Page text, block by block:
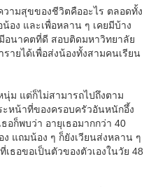
ามสุขของชีวิตคืออะไร ตลอดทั้ง
อง และเพื่อหลาน ๆ เคยมีบ้าง
มีอนาคตที่ดี สอบติดมหาวิทยาลัย
ายได้เพื่อส่งน้องทั้งสามคนเรียน
แต่ก็ไม่สามารถไปถึงตาม
ะหน้าที่ของครอบครัวอันหนักอึ้ง
อก็พบว่า อายุเธอมากกว่า 40
ง แถมน้อง ๆ ก็ยังเวียนส่งหลาน ๆ
เธอขอเป็นตัวของตัวเองในวัย 48